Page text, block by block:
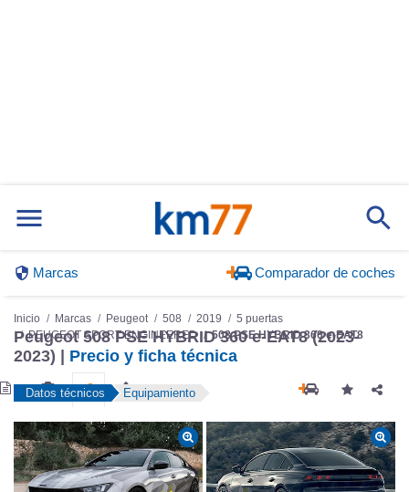
Marcas Comparador de coches
Inicio Marcas Peugeot 508 2019
5 puertas
PEUGEOT SPORT ENGINEERED
508 PSE HYBRID 360 e-EAT8
Peugeot 508 PSE HYBRID 360 e-EAT8 (2023-
2023) | Precio y ficha técnica
Datos técnicos Equipamiento